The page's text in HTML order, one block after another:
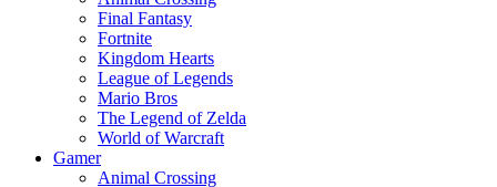
Final Fantasy
Fortnite
Kingdom Hearts
League of Legends
Mario Bros
The Legend of Zelda
World of Warcraft
Gamer
Animal Crossing